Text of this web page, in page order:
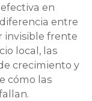
en
entre
invisible frente
local, las
crecimiento y
cómo las